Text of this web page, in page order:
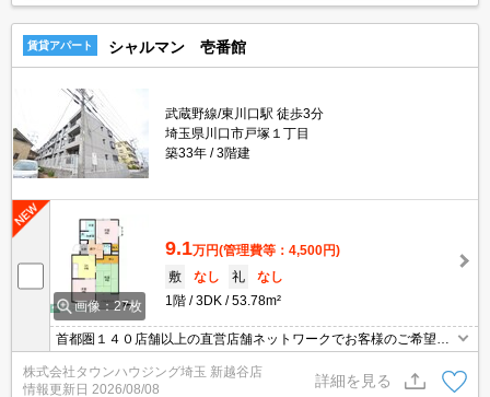
賃貸アパート シャルマン 壱番館
武蔵野線/東川口駅 徒歩3分
埼玉県川口市戸塚１丁目
築33年
3階建
画像：27枚
9.1万円(管理費等：4,500円)
敷
なし 礼
なし
1階
3DK 53.78m²
首都圏１４０店舗以上の直営店舗ネットワークでお客様のご希望に
合ったお部屋をお探しさせて頂きます☆賃貸市場に出ている情報を
まとめてご紹介☆何でもご相談下さい♪
株式会社タウンハウジング埼玉 新越谷店
情報更新日 2026/08/08
詳細を見る